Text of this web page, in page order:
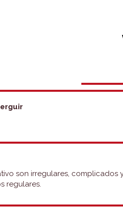
son irregulares, complicados
regulares.